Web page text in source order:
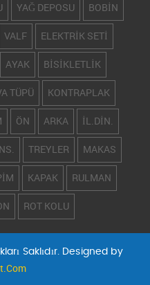
YAĞ DEPOSU BOBİN
VALF ELEKTRİK SETİ
AYAK BİSİKLETLİK
TÜPÜ KONTRAPLAK
ÖN ARKA İL.DİN.
TREYLER MAKAS
KAPAK RULMAN
ROT KOLU
Saklıdır. Designed by